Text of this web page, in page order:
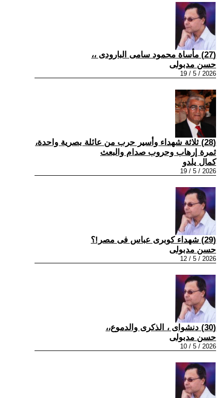
(27) مأساة محمود سامى البارودى ،،
حسن مدبولى
2026 / 5 / 19
(28) ثلاثة شهداء وأسير حرب من عائلة بصرية واحدة،
ثمرة إرهاب وحروب صدام والبعث
كمال يلدو
2026 / 5 / 19
(29) شهداء كوبرى عباس فى مصر!؟
حسن مدبولى
2026 / 5 / 12
(30) دنشواى ، الذكرى والدموع،،
حسن مدبولى
2026 / 5 / 10